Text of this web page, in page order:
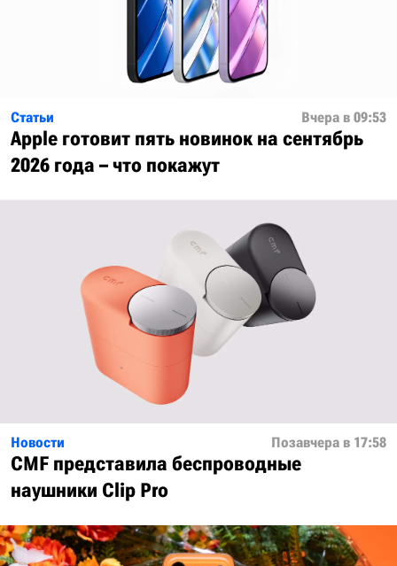
Статьи Вчера в 09:53
Apple готовит пять новинок на сентябрь
2026 года – что покажут
Новости Позавчера в 17:58
CMF представила беспроводные
наушники Clip Pro